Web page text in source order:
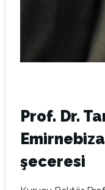
Prof. Dr.
şeceresi